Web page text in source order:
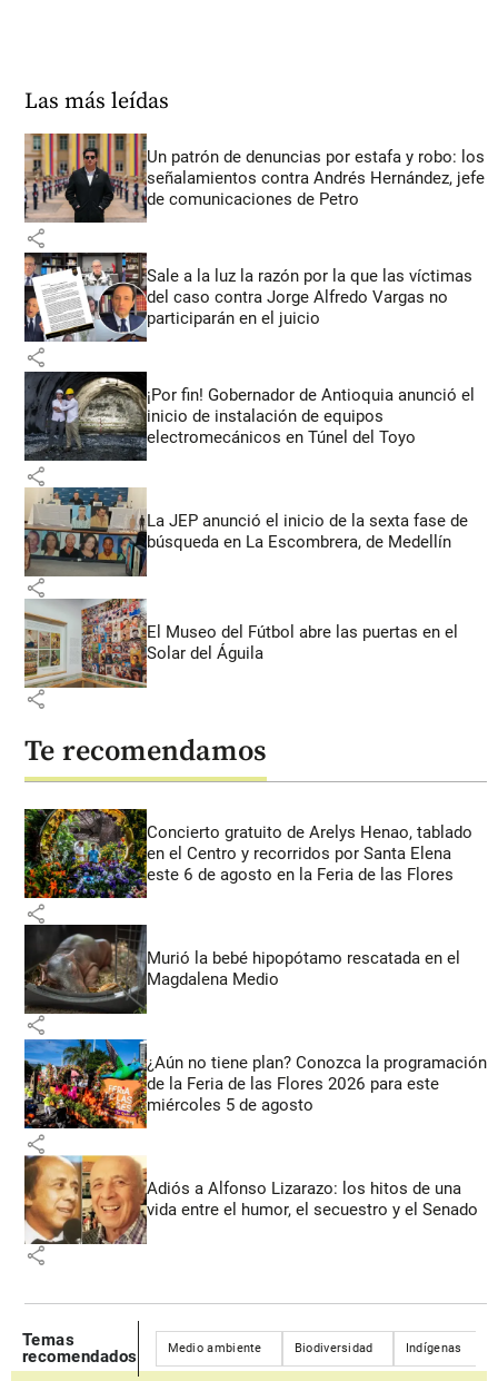
Las más leídas
Un patrón de denuncias por estafa y robo: los
señalamientos contra Andrés Hernández, jefe
de comunicaciones de Petro
share
Sale a la luz la razón por la que las víctimas
del caso contra Jorge Alfredo Vargas no
participarán en el juicio
share
¡Por fin! Gobernador de Antioquia anunció el
inicio de instalación de equipos
electromecánicos en Túnel del Toyo
share
La JEP anunció el inicio de la sexta fase de
búsqueda en La Escombrera, de Medellín
share
El Museo del Fútbol abre las puertas en el
Solar del Águila
share
Te recomendamos
Concierto gratuito de Arelys Henao, tablado
en el Centro y recorridos por Santa Elena
este 6 de agosto en la Feria de las Flores
share
Murió la bebé hipopótamo rescatada en el
Magdalena Medio
share
¿Aún no tiene plan? Conozca la programación
de la Feria de las Flores 2026 para este
miércoles 5 de agosto
share
Adiós a Alfonso Lizarazo: los hitos de una
vida entre el humor, el secuestro y el Senado
share
Temas
recomendados
Medio ambiente Biodiversidad Indígenas